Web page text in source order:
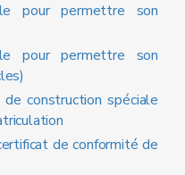
pour permettre son
pour permettre son
construction spéciale
de conformité de